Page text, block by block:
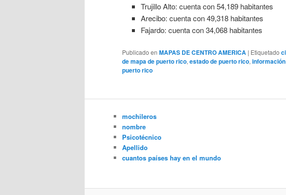
Trujillo Alto: cuenta con 54,189 habitantes
Arecibo: cuenta con 49,318 habitantes
Fajardo: cuenta con 34,068 habitantes
Publicado en MAPAS DE CENTRO AMERICA | Etiquetado
de mapa de puerto rico, estado de puerto rico,
puerto rico
mochileros
nombre
Psicotécnico
Apellido
cuantos países hay en el mundo